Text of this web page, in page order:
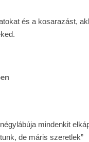
és a kosarazást,
mindenkit
de máris szeretlek”